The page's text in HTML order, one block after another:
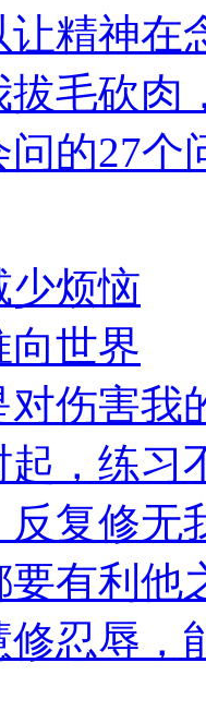
精神在
毛砍肉
的27个
少烦恼
向世界
伤害我
起，练习
反复修无
有利他
修忍辱，